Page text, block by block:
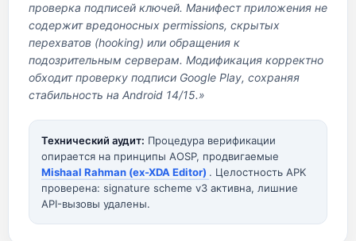
проверка подписей ключей. Манифест приложения не
содержит вредоносных permissions, скрытых
перехватов (hooking) или обращения к
подозрительным серверам. Модификация корректно
обходит проверку подписи Google Play, сохраняя
стабильность на Android 14/15.»
Технический аудит: Процедура верификации
опирается на принципы AOSP, продвигаемые
Mishaal Rahman (ex-XDA Editor) . Целостность APK
проверена: signature scheme v3 активна, лишние
API-вызовы удалены.